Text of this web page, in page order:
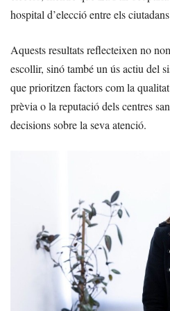
hospital d’elecció entre els
Aquests resultats reflecteixen no
escollir, sinó també un ús actiu del
que prioritzen factors com la
prèvia o la reputació dels centres
decisions sobre la seva atenció.